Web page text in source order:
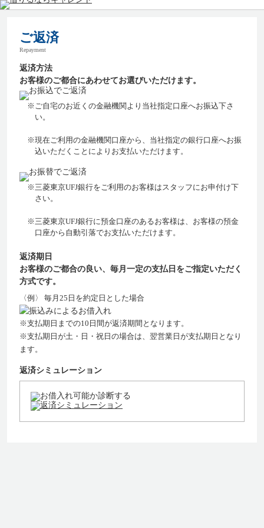
ご返済
Repayment
返済方法
お客様のご都合にあわせてお選びいただけます。
※ご自宅のお近くの金融機関より当社指定口座へお振込下さ
い。
※現在ご利用の金融機関口座から、当社指定の銀行口座へお振
込いただくことによりお支払いただけます。
※三菱東京UFJ銀行をご利用のお客様はスタッフにお申付け下
さい。
※三菱東京UFJ銀行に預金口座のあるお客様は、お客様の預金
口座から自動引落でお支払いただけます。
返済期日
お客様のご都合の良い、毎月一定の支払日をご指定いただく
方式です。
〈例〉 毎月25日を約定日とした場合
※支払期日までの10日間が返済期間となります。
※支払期日が土・日・祝日の場合は、翌営業日が支払期日となり
ます。
返済シミュレーション